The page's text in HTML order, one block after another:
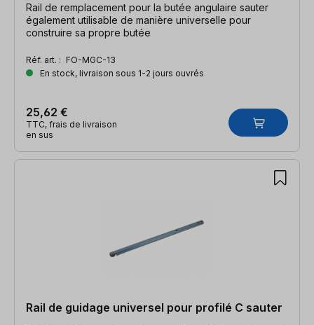
Rail de remplacement pour la butée angulaire sauter
également utilisable de manière universelle pour
construire sa propre butée
Réf. art. : FO-MGC-13
En stock, livraison sous 1-2 jours ouvrés
25,62 €
TTC, frais de livraison
en sus
Rail de guidage universel pour profilé C sauter